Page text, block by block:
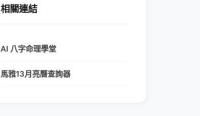
相關連結
AI 八字命理學堂
馬雅13月亮曆查詢器